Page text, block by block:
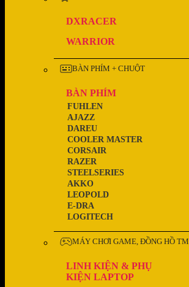
DXRACER
WARRIOR
BÀN PHÍM + CHUỘT
BÀN PHÍM
LOGITECH
E-DRA
LEOPOLD
AKKO
STEELSERIES
RAZER
CORSAIR
COOLER MASTER
DAREU
AJAZZ
FUHLEN
MÁY CHƠI GAME, ĐỒNG HỒ TM
LINH KIỆN & PHỤ
KIỆN LAPTOP